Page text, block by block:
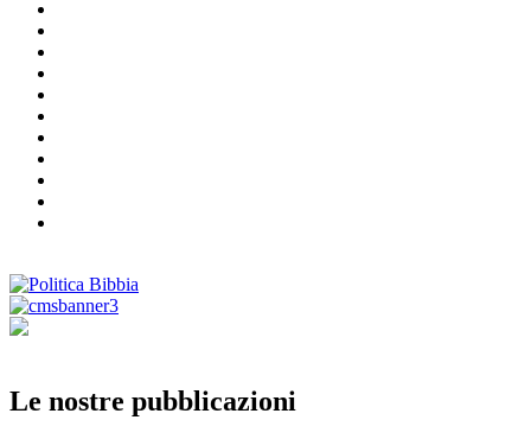
Le nostre pubblicazioni